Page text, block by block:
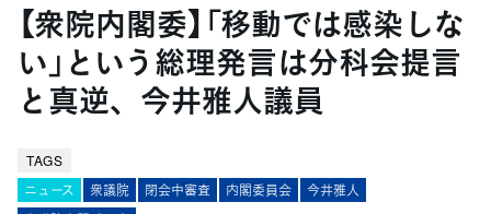
【衆院内閣委】「移動では感染しな
い」という総理発言は分科会提言
と真逆、今井雅人議員
TAGS
ニュース 衆議院 閉会中審査 内閣委員会
今井雅人